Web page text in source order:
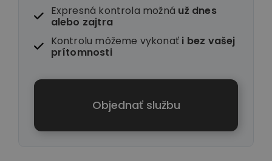
Expresná kontrola možná už dnes
alebo zajtra
Kontrolu môžeme vykonať i bez vašej
prítomnosti
Objednať službu